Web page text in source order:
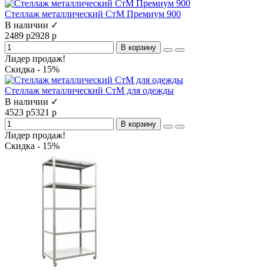
Стеллаж металлический СтМ Премиум 900
В наличии ✓
2489 р2928 р
В корзину
Лидер продаж!
Скидка - 15%
Стеллаж металлический СтМ для одежды
В наличии ✓
4523 р5321 р
В корзину
Лидер продаж!
Скидка - 15%